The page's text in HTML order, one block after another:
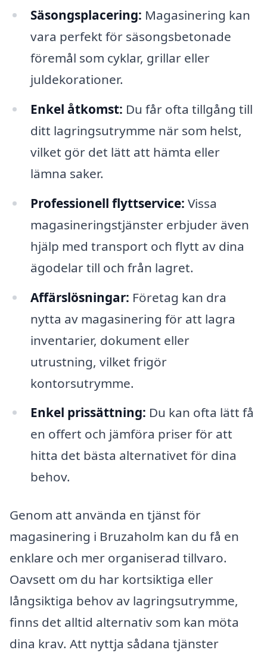
Säsongsplacering: Magasinering kan
vara perfekt för säsongsbetonade
föremål som cyklar, grillar eller
juldekorationer.
Enkel åtkomst: Du får ofta tillgång till
ditt lagringsutrymme när som helst,
vilket gör det lätt att hämta eller
lämna saker.
Professionell flyttservice: Vissa
magasineringstjänster erbjuder även
hjälp med transport och flytt av dina
ägodelar till och från lagret.
Affärslösningar: Företag kan dra
nytta av magasinering för att lagra
inventarier, dokument eller
utrustning, vilket frigör
kontorsutrymme.
Enkel prissättning: Du kan ofta lätt få
en offert och jämföra priser för att
hitta det bästa alternativet för dina
behov.
Genom att använda en tjänst för
magasinering i Bruzaholm kan du få en
enklare och mer organiserad tillvaro.
Oavsett om du har kortsiktiga eller
långsiktiga behov av lagringsutrymme,
finns det alltid alternativ som kan möta
dina krav. Att nyttja sådana tjänster